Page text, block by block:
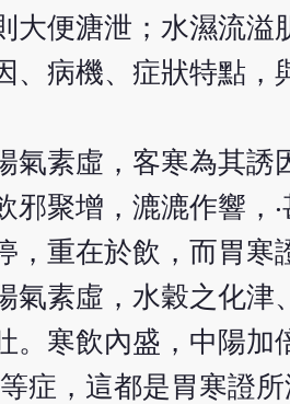
大便溏泄；水濕流溢
病機、症狀特點，
氣素虛，客寒為其誘
聚增，漉漉作響，
，重在於飲，而胃寒
素虛，水穀之化津
寒飲內盛，中陽加
症，這都是胃寒證所